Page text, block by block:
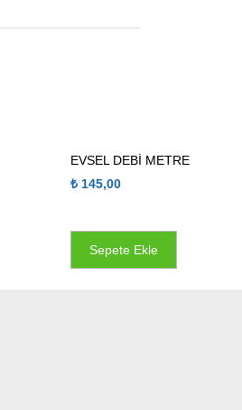
EVSEL DEBİ METRE
₺ 145,00
Sepete Ekle